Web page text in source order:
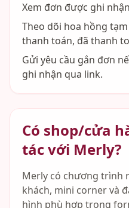
Xem đơn được ghi
Theo dõi hoa hồng
thanh toán, đã thanh
Gửi yêu cầu gắn đơn
ghi nhận qua link.
Có shop/cửa
tác với Merly?
Merly có chương trình
khách, mini corner và
hình phù hợp trong